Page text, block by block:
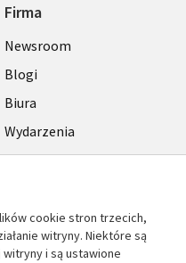
Firma
Useful
links
SECTIONS
POLSKA
Newsroom
Blogi
Biura
Wydarzenia
cookie stron trzecich,
witryny. Niektóre są
i są ustawione